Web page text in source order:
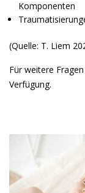
Komponenten
(Quelle: T. Liem
Für weitere
Verfügung.